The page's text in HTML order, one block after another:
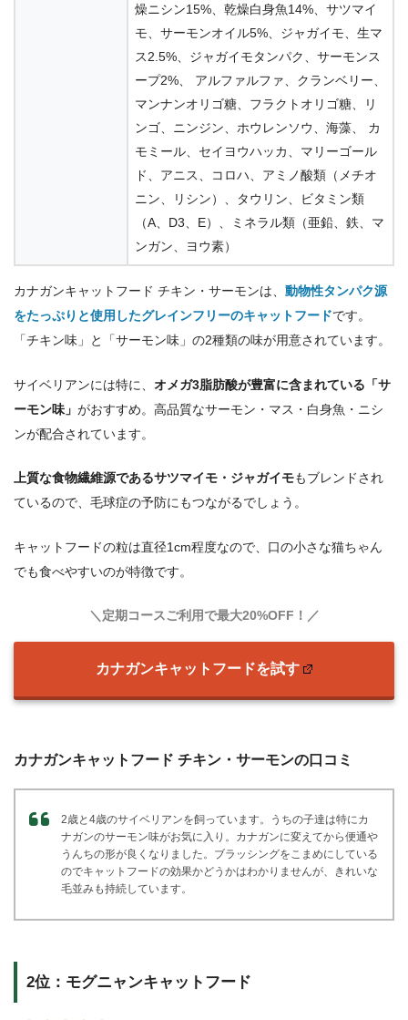
燥ニシン15%、乾燥白身魚14%、サツマイ
モ、サーモンオイル5%、ジャガイモ、生マ
ス2.5%、ジャガイモタンパク、サーモンス
ープ2%、 アルファルファ、クランベリー、
マンナンオリゴ糖、フラクトオリゴ糖、リ
ンゴ、ニンジン、ホウレンソウ、海藻、 カ
モミール、セイヨウハッカ、マリーゴール
ド、アニス、コロハ、アミノ酸類（メチオ
ニン、リシン）、タウリン、ビタミン類
（A、D3、E）、ミネラル類（亜鉛、鉄、マ
ンガン、ヨウ素）
カナガンキャットフード チキン・サーモンは、 動物性タンパク源
をたっぷりと使用したグレインフリーのキャットフードです。
「チキン味」と「サーモン味」の2種類の味が用意されています。
サイベリアンには特に、 オメガ3脂肪酸が豊富に含まれている「サ
ーモン味」 がおすすめ。高品質なサーモン・マス・白身魚・ニシ
ンが配合されています。
上質な食物繊維源であるサツマイモ・ジャガイモもブレンドされ
ているので、毛球症の予防にもつながるでしょう。
キャットフードの粒は直径1cm程度なので、口の小さな猫ちゃん
でも食べやすいのが特徴です。
＼定期コースご利用で最大20%OFF！／
カナガンキャットフードを試す
カナガンキャットフード チキン・サーモンの口コミ
2歳と4歳のサイベリアンを飼っています。うちの子達は特にカ
ナガンのサーモン味がお気に入り。カナガンに変えてから便通や
うんちの形が良くなりました。ブラッシングをこまめにしている
のでキャットフードの効果かどうかはわかりませんが、きれいな
毛並みも持続しています。
2位：モグニャンキャットフード